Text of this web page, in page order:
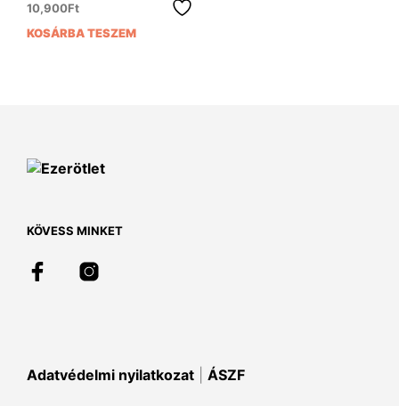
10,900Ft
KOSÁRBA TESZEM
KÖVESS MINKET
Adatvédelmi nyilatkozat ÁSZF